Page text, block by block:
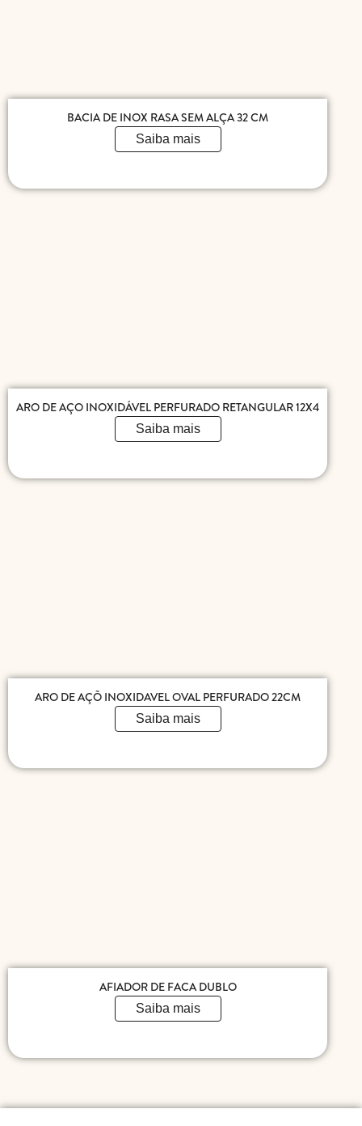
BACIA DE INOX RASA SEM ALÇA 32 CM
Saiba mais
ARO DE AÇO INOXIDÁVEL PERFURADO RETANGULAR 12X4
Saiba mais
ARO DE AÇÕ INOXIDAVEL OVAL PERFURADO 22CM
Saiba mais
AFIADOR DE FACA DUBLO
Saiba mais